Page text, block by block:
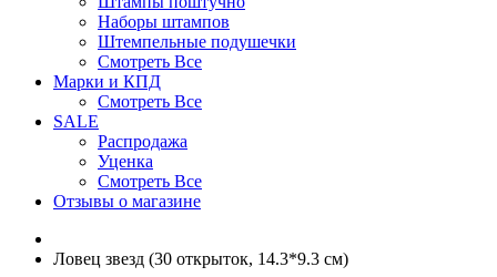
Наборы штампов
Штемпельные подушечки
Смотреть Все
Марки и КПД
Смотреть Все
SALE
Распродажа
Уценка
Смотреть Все
Отзывы о магазине
Ловец звезд (30 открыток, 14.3*9.3 см)